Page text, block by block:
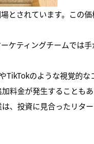
とされています。この
ケティングチームでは
のような視覚的
料金が発生することもあ
、投資に見合ったリタ